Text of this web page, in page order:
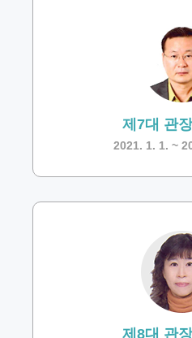
제7대 관
2021. 1. 1. ~
제8대 관